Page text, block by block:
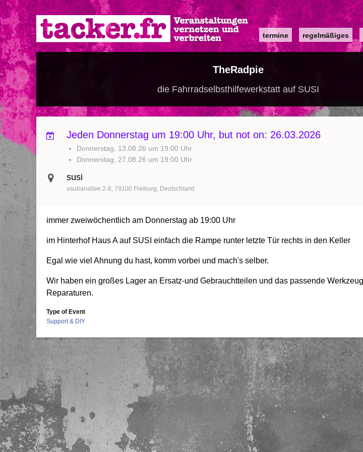
Direkt
zum
Inhalt
Main
navigation
termine regelmäßiges
TheRadpie
die Fahrradselbsthilfewerkstatt auf SUSI
Jeden Donnerstag um 19:00 Uhr, but not on: 26.03.2026
Donnerstag, 13.08.26 um 19:00 Uhr
Donnerstag, 27.08.26 um 19:00 Uhr
susi
vaubanallee 2-8 79100 Freiburg Deutschland
immer zweiwöchentlich am Donnerstag ab 19:00 Uhr
im Hinterhof Haus A auf SUSI einfach die Rampe runter letzte Tür rechts in den Keller
Egal wie viel Ahnung du hast, komm vorbei und mach's selber.
Wir haben ein großes Lager an Ersatz-und Gebrauchtteilen und das passende
Reparaturen.
Type of Event
Support & DIY